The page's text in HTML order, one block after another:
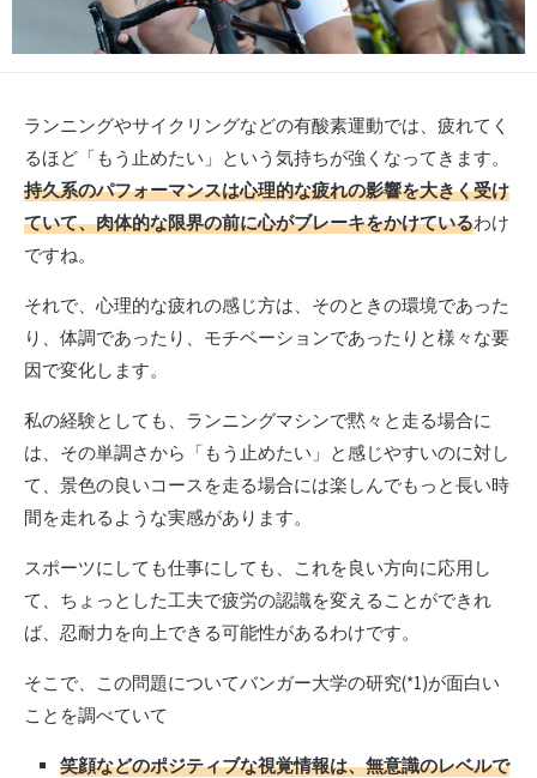
ランニングやサイクリングなどの有酸素運動では、疲れてく
るほど「もう止めたい」という気持ちが強くなってきます。
持久系のパフォーマンスは心理的な疲れの影響を大きく受け
ていて、肉体的な限界の前に心がブレーキをかけているわけ
ですね。
それで、心理的な疲れの感じ方は、そのときの環境であった
り、体調であったり、モチベーションであったりと様々な要
因で変化します。
私の経験としても、ランニングマシンで黙々と走る場合に
は、その単調さから「もう止めたい」と感じやすいのに対し
て、景色の良いコースを走る場合には楽しんでもっと長い時
間を走れるような実感があります。
スポーツにしても仕事にしても、これを良い方向に応用し
て、ちょっとした工夫で疲労の認識を変えることができれ
ば、忍耐力を向上できる可能性があるわけです。
そこで、この問題についてバンガー大学の研究(*1)が面白い
ことを調べていて
笑顔などのポジティブな視覚情報は、無意識のレベルで